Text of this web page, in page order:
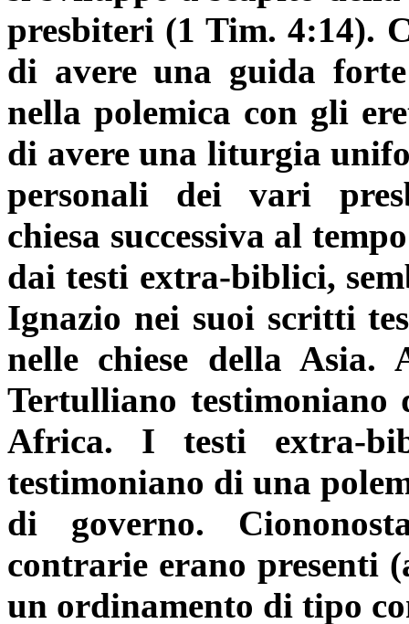
presbiteri (1 Tim. 4:14).
di avere una guida
nella polemica con gli
di avere una liturgia
personali dei vari
chiesa successiva al
dai testi extra-biblici,
Ignazio nei suoi scritti
nelle chiese della
Tertulliano testimoniano
Africa. I testi extra-
testimoniano di una
di governo.
contrarie erano presenti
un ordinamento di tipo